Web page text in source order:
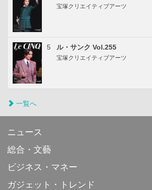
宝塚クリエイティブアーツ
5 ル・サンク Vol.255
宝塚クリエイティブアーツ
一覧へ
ニュース
総合・文藝
ビジネス・マネー
ガジェット・トレンド